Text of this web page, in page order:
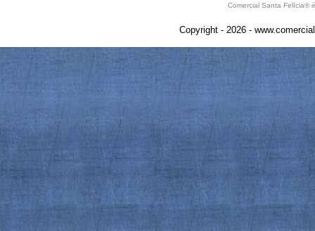
Comercial Santa Felícia®
Copyright - 2026 -